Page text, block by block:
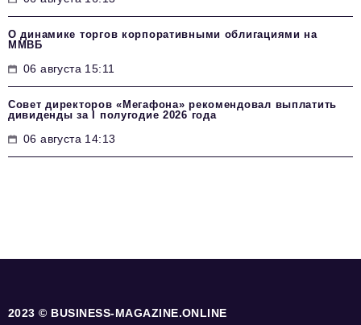
О динамике торгов корпоративными облигациями на
ММВБ
06 августа 15:11
Совет директоров «Мегафона» рекомендовал выплатить
дивиденды за I полугодие 2026 года
06 августа 14:13
2023 © BUSINESS-MAGAZINE.ONLINE